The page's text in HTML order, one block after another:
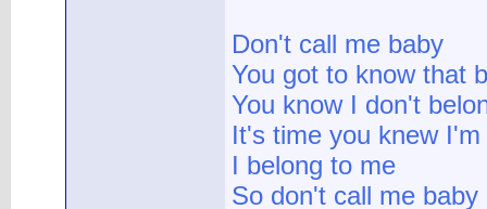
Don't call me baby
You got to know that
You know I don't
It's time you knew
I belong to me
So don't call me baby